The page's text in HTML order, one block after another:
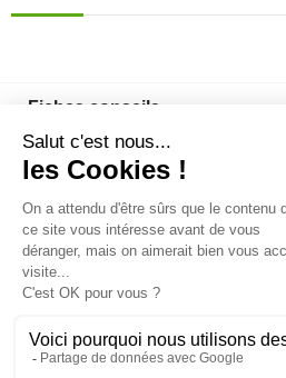
Fiches conseils
Insecte
Rongeurs
© 2026 - Produit-antinuisible.com